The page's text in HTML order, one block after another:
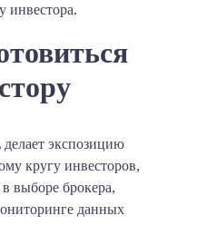
инвестора.
экспозицию
кругу инвесторов,
выборе брокера,
данных